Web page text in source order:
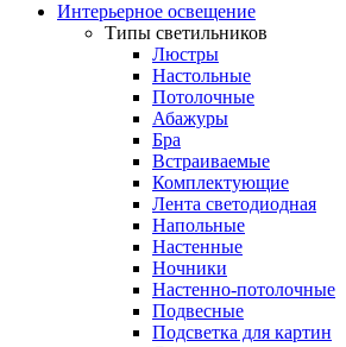
Интерьерное освещение
Типы светильников
Люстры
Настольные
Потолочные
Абажуры
Бра
Встраиваемые
Комплектующие
Лента светодиодная
Напольные
Настенные
Ночники
Настенно-потолочные
Подвесные
Подсветка для картин